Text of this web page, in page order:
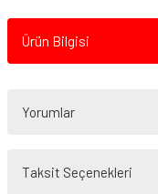
Ürün Bilgisi
Yorumlar
Taksit Seçenekleri